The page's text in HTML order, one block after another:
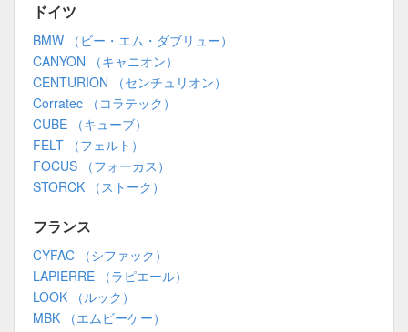
ドイツ
BMW （ビー・エム・ダブリュー）
CANYON （キャニオン）
CENTURION （センチュリオン）
Corratec （コラテック）
CUBE （キューブ）
FELT （フェルト）
FOCUS （フォーカス）
STORCK （ストーク）
フランス
CYFAC （シファック）
LAPIERRE （ラピエール）
LOOK （ルック）
MBK （エムビーケー）